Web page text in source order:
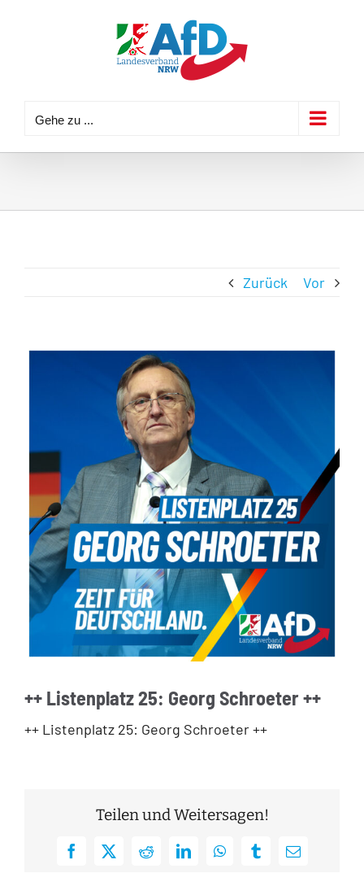
Gehe zu ...
Zurück Vor
++ Listenplatz 25: Georg Schroeter ++
++ Listenplatz 25: Georg Schroeter ++
Teilen und Weitersagen!
Facebook
X RedditLinkedInWhatsAppTumblrE-